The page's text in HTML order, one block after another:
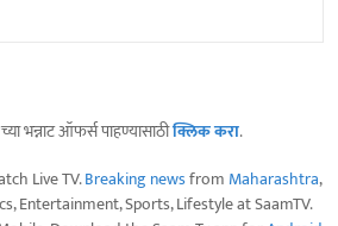
भन्नाट ऑफर्स पाहण्यासाठीक्लिक करा.
Live TV.Breaking newsfrom Maharashtra,
Entertainment, Sports, Lifestyle at SaamTV.